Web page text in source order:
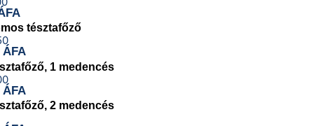
tésztafőző
ÁFA
1 medencés
ÁFA
2 medencés